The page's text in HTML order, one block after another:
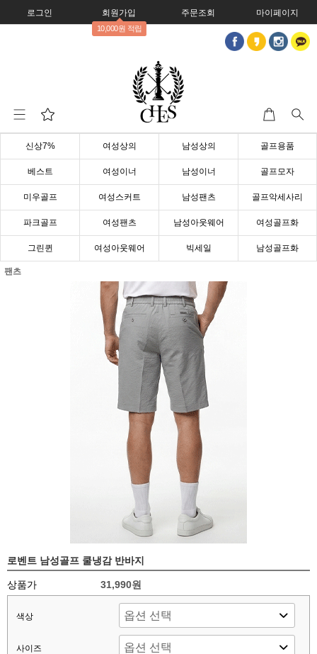
로그인 회원가입
10,000원 적립
주문조회 마이페이지
신상7% 여성상의 남성상의 골프용품
베스트 여성이너 남성이너 골프모자
미우골프 여성스커트 남성팬츠 골프악세사리
파크골프 여성팬츠 남성아웃웨어 여성골프화
그린퀸 여성아웃웨어 빅세일 남성골프화
팬츠
로벤트 남성골프 쿨냉감 반바지
상품가 31,990원
색상
사이즈